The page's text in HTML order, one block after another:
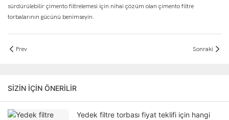
sürdürülebilir çimento filtrelemesi için nihai çözüm olan çimento filtre
torbalarının gücünü benimseyin.
Prev Sonraki
SIZIN IÇIN ÖNERILIR
Yedek filtre torbası fiyat teklifi için hangi